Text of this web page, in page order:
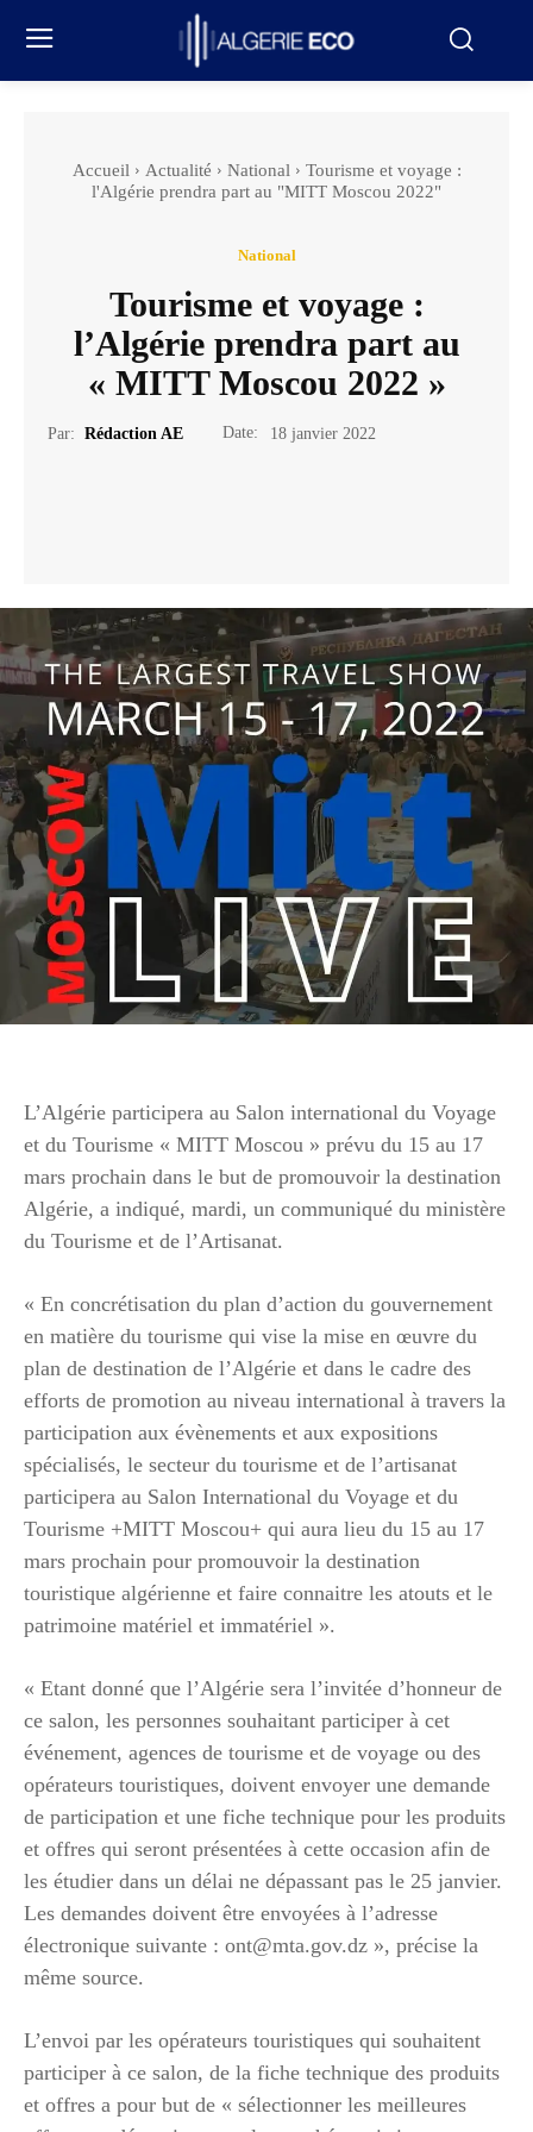
Accueil Actualité National
Tourisme et voyage :
l'Algérie prendra part au "MITT Moscou 2022"
National
Tourisme et voyage :
l’Algérie prendra part au
« MITT Moscou 2022 »
Par: Rédaction AE Date: 18 janvier 2022
L’Algérie participera au Salon international du Voyage
et du Tourisme « MITT Moscou » prévu du 15 au 17
mars prochain dans le but de promouvoir la destination
Algérie, a indiqué, mardi, un communiqué du ministère
du Tourisme et de l’Artisanat.
« En concrétisation du plan d’action du gouvernement
en matière du tourisme qui vise la mise en œuvre du
plan de destination de l’Algérie et dans le cadre des
efforts de promotion au niveau international à travers la
participation aux évènements et aux expositions
spécialisés, le secteur du tourisme et de l’artisanat
participera au Salon International du Voyage et du
Tourisme +MITT Moscou+ qui aura lieu du 15 au 17
mars prochain pour promouvoir la destination
touristique algérienne et faire connaitre les atouts et le
patrimoine matériel et immatériel ».
« Etant donné que l’Algérie sera l’invitée d’honneur de
ce salon, les personnes souhaitant participer à cet
événement, agences de tourisme et de voyage ou des
opérateurs touristiques, doivent envoyer une demande
de participation et une fiche technique pour les produits
et offres qui seront présentées à cette occasion afin de
les étudier dans un délai ne dépassant pas le 25 janvier.
Les demandes doivent être envoyées à l’adresse
électronique suivante : ont@mta.gov.dz », précise la
même source.
L’envoi par les opérateurs touristiques qui souhaitent
participer à ce salon, de la fiche technique des produits
et offres a pour but de « sélectionner les meilleures